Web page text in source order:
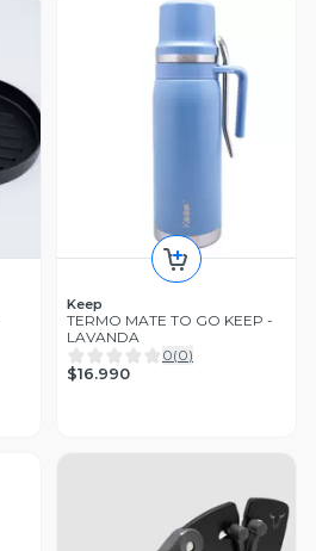
Keep
TERMO MATE TO GO KEEP -
LAVANDA
0(0)
$16.990